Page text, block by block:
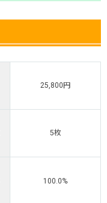
25,800円
5枚
100.0%